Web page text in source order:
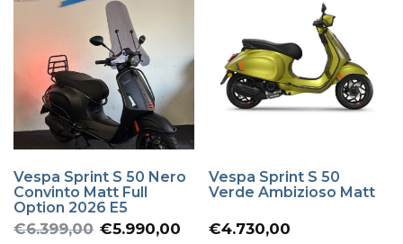
Vespa Sprint S 50 Nero
Convinto Matt Full
Option 2026 E5
€6.399,00 Oorspronkelijke
€5.990,00
Huidige
Vespa Sprint S 50
Verde Ambizioso Matt
€4.730,00